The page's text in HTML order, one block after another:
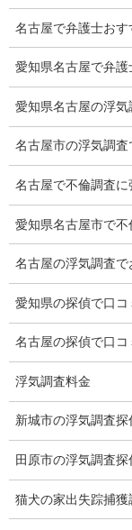
慰謝料の相場
離婚手続
探偵社の要点
有責配偶者か
浮気をする人
損害保険調査
会社沿革
プライバシーポ
探偵業法
法令遵守
推奨・提携法律
名古屋で弁護士お
愛知県名古屋で弁
愛知県名古屋の浮
名古屋市の浮気調
名古屋で不倫調査
愛知県名古屋市で
名古屋の浮気調査
愛知県の探偵で口
名古屋の探偵で口
浮気調査料金
新城市の浮気調査探
田原市の浮気調査探
猫犬の家出失踪捕獲